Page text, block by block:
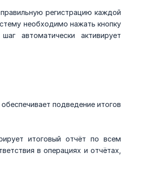
регистрацию каждой
необходимо нажать кнопку
автоматически активирует
подведение итогов
итоговый отчёт по всем
в операциях и отчётах,